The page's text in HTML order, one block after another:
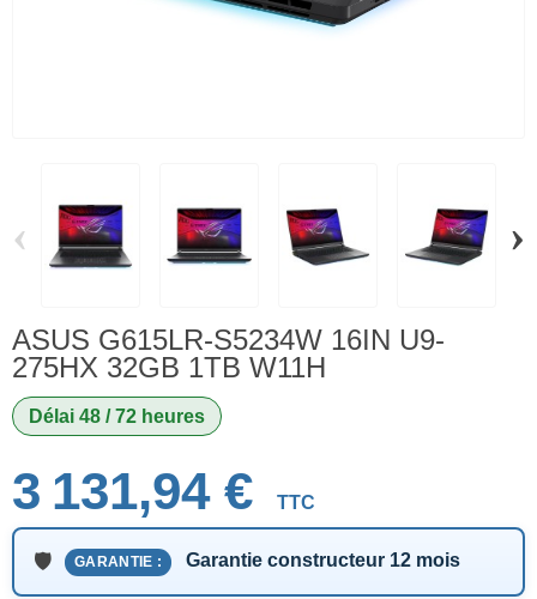
‹ ›
ASUS G615LR-S5234W 16IN U9-
275HX 32GB 1TB W11H
Délai 48 / 72 heures
3 131,94 € TTC
GARANTIE : Garantie constructeur 12 mois